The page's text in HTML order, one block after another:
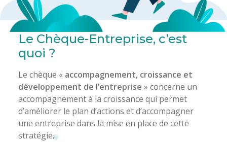
Le Chèque-Entreprise, c’est
quoi ?
Le chèque « accompagnement, croissance et
développement de l’entreprise » concerne un
accompagnement à la croissance qui permet
d’améliorer le plan d’actions et d’accompagner
une entreprise dans la mise en place de cette
stratégie.